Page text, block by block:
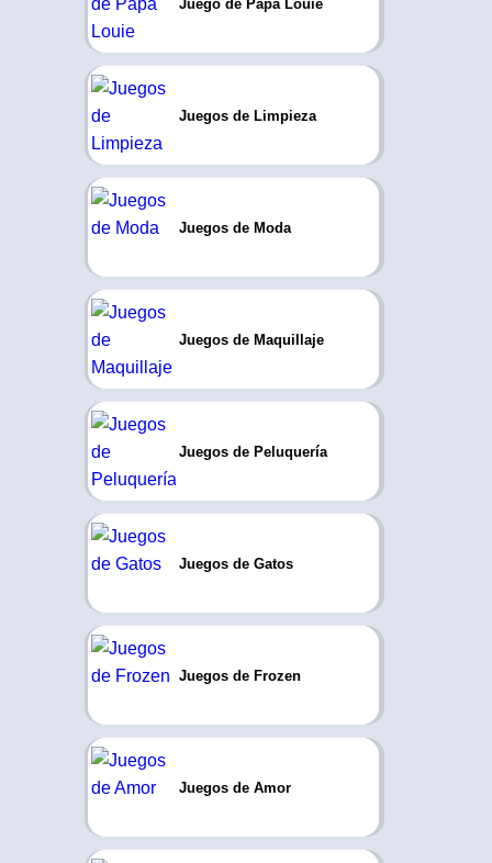
Juego de Papa Louie
Juegos de Limpieza
Juegos de Moda
Juegos de Maquillaje
Juegos de Peluquería
Juegos de Gatos
Juegos de Frozen
Juegos de Amor